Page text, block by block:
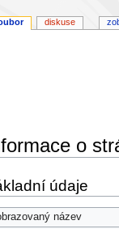
o
údaje
název
diskuse